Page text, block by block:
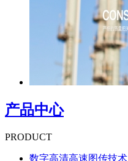
产品中心
PRODUCT
数字高清高速图传技术